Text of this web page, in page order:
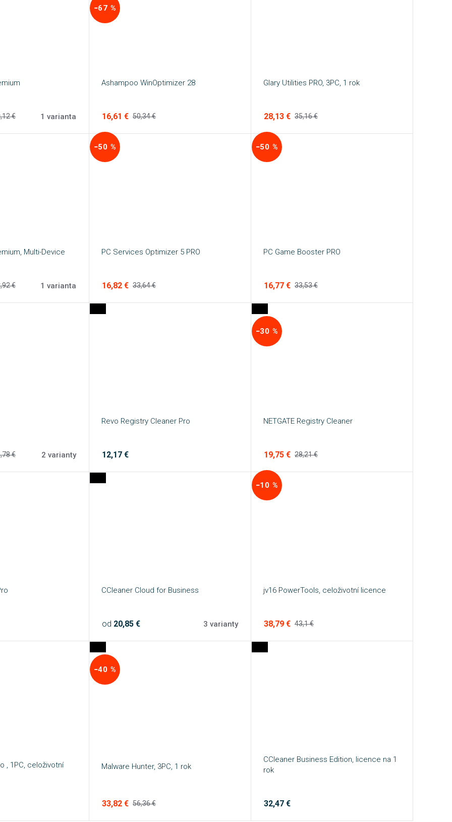
€ 1 varianta
−67 %
Ashampoo WinOptimizer 28
50,34 €
16,61 €
Glary Utilities PRO, 3PC, 1 rok
35,16 €
28,13 €
Multi-Device
€ 1 varianta
−50 %
PC Services Optimizer 5 PRO
33,64 €
16,82 €
−50 %
PC Game Booster PRO
33,53 €
16,77 €
€ 2 varianty
Revo Registry Cleaner Pro
12,17 €
−30 %
NETGATE Registry Cleaner
28,21 €
19,75 €
CCleaner Cloud for Business
od 20,85 € 3 varianty
−10 %
jv16 PowerTools, celoživotní licence
43,1 €
38,79 €
, 1PC, celoživotní
−40 %
Malware Hunter, 3PC, 1 rok
56,36 €
33,82 €
CCleaner Business Edition, licence na 1
rok
32,47 €